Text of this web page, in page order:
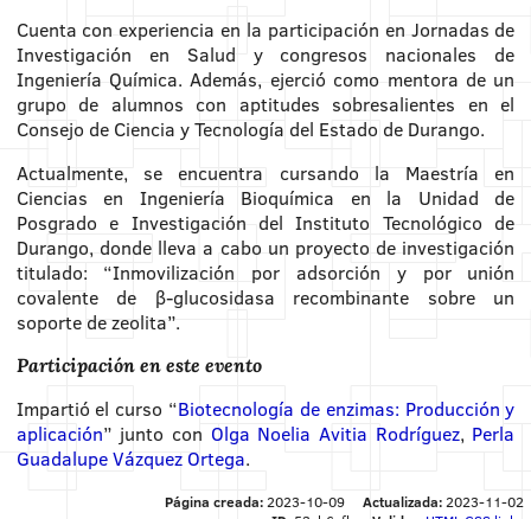
Cuenta con experiencia en la participación en Jornadas de
Investigación en Salud y congresos nacionales de
Ingeniería Química. Además, ejerció como mentora de un
grupo de alumnos con aptitudes sobresalientes en el
Consejo de Ciencia y Tecnología del Estado de Durango.
Actualmente, se encuentra cursando la Maestría en
Ciencias en Ingeniería Bioquímica en la Unidad de
Posgrado e Investigación del Instituto Tecnológico de
Durango, donde lleva a cabo un proyecto de investigación
titulado: “Inmovilización por adsorción y por unión
covalente de β-glucosidasa recombinante sobre un
soporte de zeolita”.
Participación en este evento
Impartió el curso “Biotecnología de enzimas: Producción y
aplicación” junto con Olga Noelia Avitia Rodríguez, Perla
Guadalupe Vázquez Ortega.
Página creada: 2023-10-09 Actualizada: 2023-11-02